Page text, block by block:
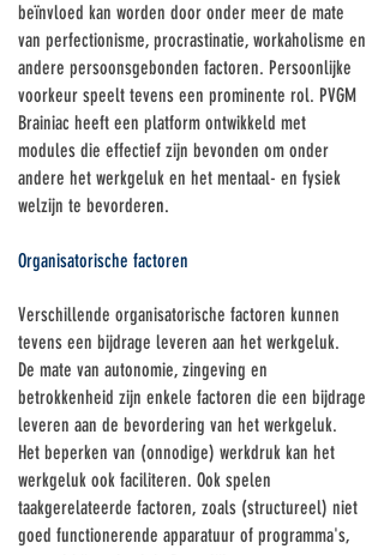
beïnvloed kan worden door onder meer de mate
van perfectionisme, procrastinatie, workaholisme en
andere persoonsgebonden factoren. Persoonlijke
voorkeur speelt tevens een prominente rol. PVGM
Brainiac heeft een platform ontwikkeld met
modules die effectief zijn bevonden om onder
andere het werkgeluk en het mentaal- en fysiek
welzijn te bevorderen.
Organisatorische factoren
Verschillende organisatorische factoren kunnen
tevens een bijdrage leveren aan het werkgeluk.
De mate van autonomie, zingeving en
betrokkenheid zijn enkele factoren die een bijdrage
leveren aan de bevordering van het werkgeluk.
Het beperken van (onnodige) werkdruk kan het
werkgeluk ook faciliteren. Ook spelen
taakgerelateerde factoren, zoals (structureel) niet
goed functionerende apparatuur of programma's,